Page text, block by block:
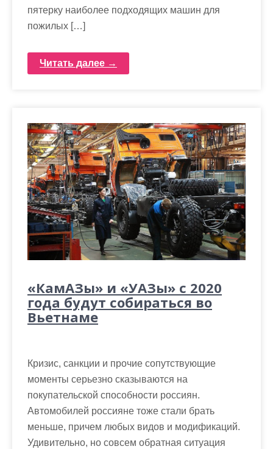
пятерку наиболее подходящих машин для
пожилых […]
Читать далее →
«КамАЗы» и «УАЗы» с 2020
года будут собираться во
Вьетнаме
Кризис, санкции и прочие сопутствующие
моменты серьезно сказываются на
покупательской способности россиян.
Автомобилей россияне тоже стали брать
меньше, причем любых видов и модификаций.
Удивительно, но совсем обратная ситуация